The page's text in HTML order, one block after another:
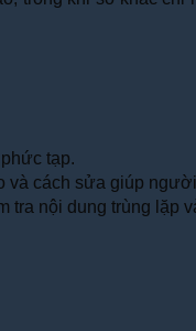
tạp.
và cách sửa giúp
tra nội dung trùng lặp